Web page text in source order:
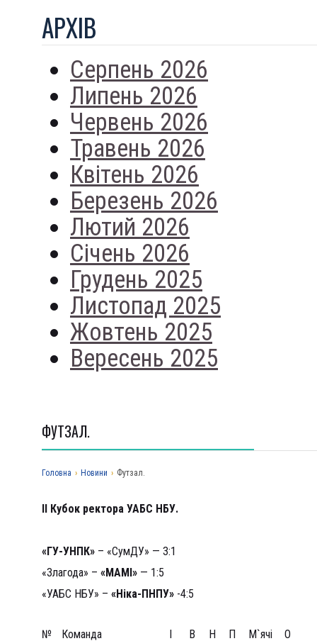
АРХIВ
Серпень 2026
Липень 2026
Червень 2026
Травень 2026
Квітень 2026
Березень 2026
Лютий 2026
Січень 2026
Грудень 2025
Листопад 2025
Жовтень 2025
Вересень 2025
ФУТЗАЛ.
Головна › Новини › Футзал.
ІІ Кубок ректора УАБС НБУ.
«ГУ-УНПК» – «СумДУ» — 3:1
«Злагода» – «МАМІ» — 1:5
«УАБС НБУ» – «Ніка-ПНПУ» -4:5
№ Команда І В Н П М`ячі О